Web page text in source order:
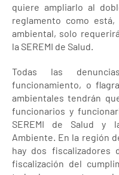
quiere ampliarlo al
reglamento como
ambiental, solo
la SEREMI de Salud.
Todas las
funcionamiento, o
ambientales tendrán
funcionarios y
SEREMI de Salud y
Ambiente. En la región
hay dos fiscalizadores
fiscalización del